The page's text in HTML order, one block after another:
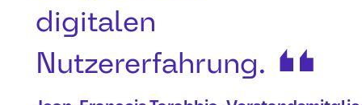
digitalen
Nutzererfahrung.